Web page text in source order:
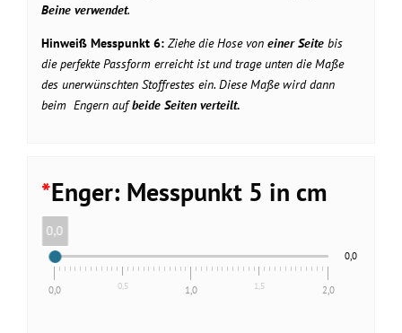
Beine verwendet.
Hinweiß Messpunkt 6: Ziehe die Hose von einer Seite bis
die perfekte Passform erreicht ist und trage unten die Maße
des unerwünschten Stoffrestes ein. Diese Maße wird dann
beim Engern aufbeide Seiten verteilt.
*Enger: Messpunkt 5 in cm
0,0
0,0 0,5 1,0 1,5 2,0
0,0